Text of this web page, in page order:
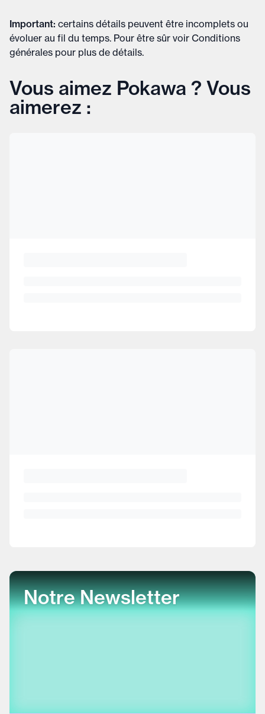
Important: certains détails peuvent être incomplets ou
évoluer au fil du temps. Pour être sûr voir Conditions
générales pour plus de détails.
Vous aimez Pokawa ? Vous
aimerez :
Notre Newsletter